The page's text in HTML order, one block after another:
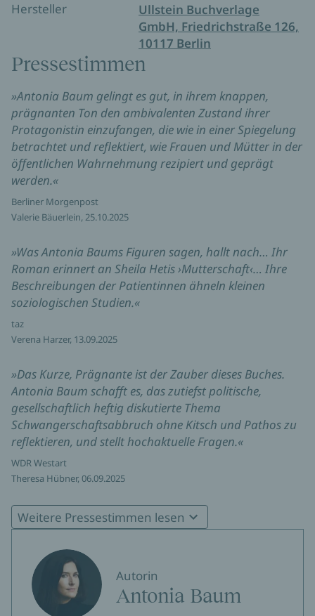
Hersteller
Ullstein Buchverlage
GmbH, Friedrichstraße 126,
10117 Berlin
Pressestimmen
»Antonia Baum gelingt es gut, in ihrem knappen,
prägnanten Ton den ambivalenten Zustand ihrer
Protagonistin einzufangen, die wie in einer Spiegelung
betrachtet und reflektiert, wie Frauen und Mütter in der
öffentlichen Wahrnehmung rezipiert und geprägt
werden.«
Berliner Morgenpost
Valerie Bäuerlein, 25.10.2025
»Was Antonia Baums Figuren sagen, hallt nach… Ihr
Roman erinnert an Sheila Hetis ›Mutterschaft‹… Ihre
Beschreibungen der Patientinnen ähneln kleinen
soziologischen Studien.«
taz
Verena Harzer, 13.09.2025
»Das Kurze, Prägnante ist der Zauber dieses Buches.
Antonia Baum schafft es, das zutiefst politische,
gesellschaftlich heftig diskutierte Thema
Schwangerschaftsabbruch ohne Kitsch und Pathos zu
reflektieren, und stellt hochaktuelle Fragen.«
WDR Westart
Theresa Hübner, 06.09.2025
»Ein Buch wie ein Dampfhammer - unbedingt lesen!«
Ronny Putzke, 06.09.2025
»Dieser berührende Roman erzählt von den
Bedürfnissen, Ängsten, Unvereinbarkeiten eines
Weitere Pressestimmen lesen
Autorin
Antonia Baum